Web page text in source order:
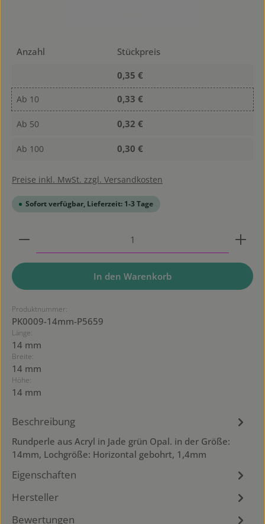
Anzahl
Stückpreis
0,35 €
Ab 10 0,33 €
Ab 50 0,32 €
Ab 100 0,30 €
Preise inkl. MwSt. zzgl. Versandkosten
Sofort verfügbar, Lieferzeit: 1-3 Tage
Produkt Anzahl: Gib den gewünschten Wert ein
In den Warenkorb
Produktnummer:
PK0009-14mm-P5659
Länge:
14 mm
Breite:
14 mm
Höhe:
14 mm
Beschreibung
Rundperle aus Acryl in Jade grün Opal. in der Größe:
14mm, Lochgröße: Horizontal gebohrt, 1,4mm
Eigenschaften
Hersteller
Bewertungen